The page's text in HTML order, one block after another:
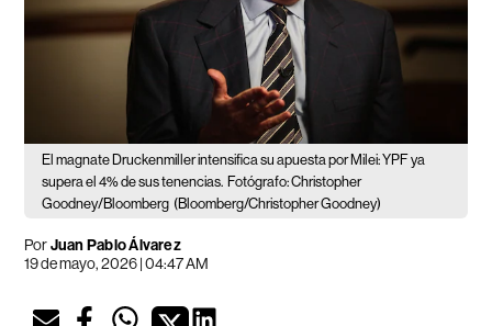
El magnate Druckenmiller intensifica su apuesta por Milei: YPF ya
supera el 4% de sus tenencias. Fotógrafo: Christopher
Goodney/Bloomberg (Bloomberg/Christopher Goodney)
PorJuan Pablo Álvarez
19 de mayo, 2026 | 04:47 AM